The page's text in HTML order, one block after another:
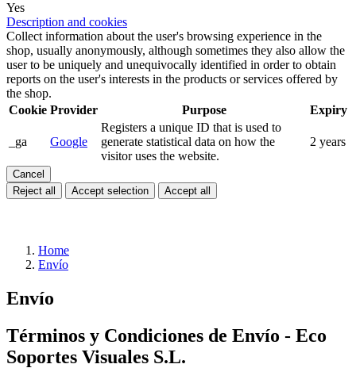
Yes
Description and cookies
Collect information about the user's browsing experience in the
shop, usually anonymously, although sometimes they also allow the
user to be uniquely and unequivocally identified in order to obtain
reports on the user's interests in the products or services offered by
the shop.
Cookie Provider Purpose Expiry
_ga Google
Registers a unique ID that is used to
generate statistical data on how the
visitor uses the website.
2 years
Cancel
Reject all
Accept selection Accept all
Home
Envío
Envío
Términos y Condiciones de Envío - Eco
Soportes Visuales S.L.